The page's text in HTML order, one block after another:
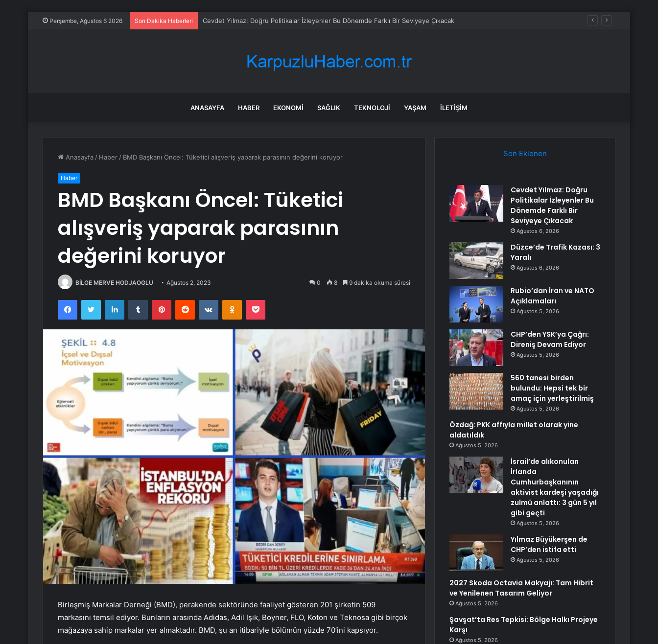
Perşembe, Ağustos 6 2026 Son Dakika Haberleri Düzce’de Trafik Kazası: 3 Yaralı
ANASAYFA HABER EKONOMI SAĞLIK TEKNOLOJI YAŞAM İLETIŞIM
Anasayfa / Haber / BMD Başkanı Öncel: Tüketici alışveriş yaparak parasının değerini koruyor
Haber
BMD Başkanı Öncel: Tüketici
alışveriş yaparak parasının
değerini koruyor
BİLGE MERVE HODJAOGLU Ağustos 2, 2023 0 8 9 dakika okuma süresi
FacebookTwitter LinkedInTumblr PinterestReddit VKontakteOdnoklassniki
Pocket
Birleşmiş Markalar Derneği (BMD), perakende sektöründe faaliyet gösteren 201 şirketin 509
markasını temsil ediyor. Bunların arasında Adidas, Adil Işık, Boyner, FLO, Koton ve Teknosa gibi birçok
mağazaya sahip markalar yer almaktadır. BMD, şu an itibariyle bölümün yüzde 70’ini kapsıyor.
Son Eklenen
Cevdet Yılmaz: Doğru
Politikalar İzleyenler Bu
Dönemde Farklı Bir
Seviyeye Çıkacak
Ağustos 6, 2026
Düzce’de Trafik Kazası: 3
Yaralı
Ağustos 6, 2026
Rubio’dan İran ve NATO
Açıklamaları
Ağustos 5, 2026
CHP’den YSK’ya Çağrı:
Direniş Devam Ediyor
Ağustos 5, 2026
560 tanesi birden
bulundu: Hepsi tek bir
amaç için yerleştirilmiş
Ağustos 5, 2026
Özdağ: PKK affıyla millet olarak yine
aldatıldık
Ağustos 5, 2026
İsrail’de alıkonulan
İrlanda
Cumhurbaşkanının
aktivist kardeşi yaşadığı
zulmü anlattı: 3 gün 5 yıl
gibi geçti
Ağustos 5, 2026
Yılmaz Büyükerşen de
CHP’den istifa etti
Ağustos 5, 2026
2027 Skoda Octavia Makyajı: Tam Hibrit
ve Yenilenen Tasarım Geliyor
Ağustos 5, 2026
Şavşat’ta Res Tepkisi: Bölge Halkı Projeye
Karşı
Ağustos 5, 2026